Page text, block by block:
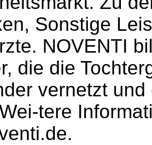
Sonstige
NOVENTI
die die
vernetzt
tere